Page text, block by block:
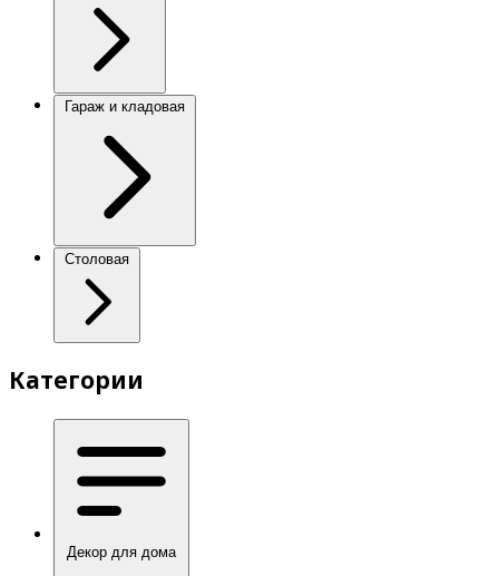
Гараж и кладовая
Столовая
Категории
Декор для дома